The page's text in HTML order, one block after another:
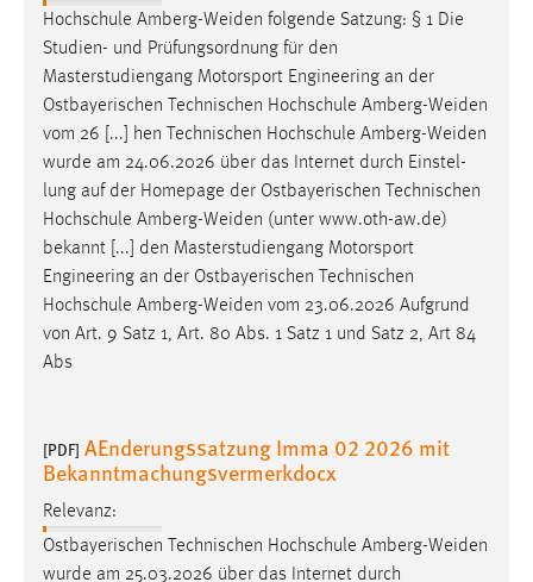
Hochschule Amberg-Weiden folgende Satzung: § 1 Die
Studien- und Prüfungsordnung für den
Masterstudiengang Motorsport Engineering an der
Ostbayerischen Technischen Hochschule Amberg-Weiden
vom 26 [...] hen Technischen Hochschule Amberg-Weiden
wurde am 24.06.2026 über das Internet durch Einstel-
lung auf der Homepage der Ostbayerischen Technischen
Hochschule Amberg-Weiden (unter www.oth-aw.de)
bekannt [...] den Masterstudiengang Motorsport
Engineering an der Ostbayerischen Technischen
Hochschule Amberg-Weiden vom 23.06.2026 Aufgrund
von Art. 9 Satz 1, Art. 80 Abs. 1 Satz 1 und Satz 2, Art 84
Abs
[PDF] AEnderungssatzung Imma 02 2026 mit
Bekanntmachungsvermerkdocx
Relevanz:
Ostbayerischen Technischen Hochschule Amberg-Weiden
wurde am 25.03.2026 über das Internet durch